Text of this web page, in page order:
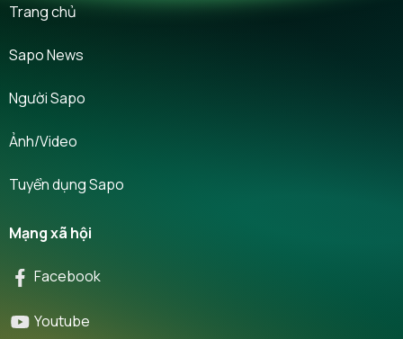
Trang chủ
Sapo News
Người Sapo
Ảnh/Video
Tuyển dụng Sapo
Mạng xã hội
Facebook
Youtube